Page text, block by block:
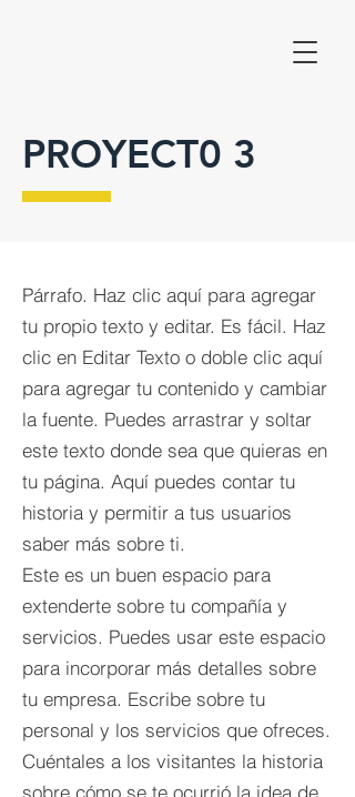
Párrafo. Haz clic aquí para agregar
tu propio texto y editar. Es fácil. Haz
clic en Editar Texto o doble clic aquí
para agregar tu contenido y cambiar
la fuente. Puedes arrastrar y soltar
este texto donde sea que quieras en
tu página. Aquí puedes contar tu
historia y permitir a tus usuarios
saber más sobre ti.
Este es un buen espacio para
extenderte sobre tu compañía y
servicios. Puedes usar este espacio
para incorporar más detalles sobre
tu empresa. Escribe sobre tu
personal y los servicios que ofreces.
Cuéntales a los visitantes la historia
sobre cómo se te ocurrió la idea de
PROYECT0 3